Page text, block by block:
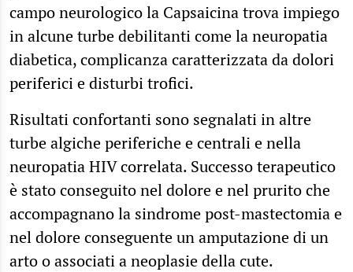
campo neurologico la Capsaicina trova impiego
in alcune turbe debilitanti come la neuropatia
diabetica, complicanza caratterizzata da dolori
periferici e disturbi trofici.
Risultati confortanti sono segnalati in altre
turbe algiche periferiche e centrali e nella
neuropatia HIV correlata. Successo terapeutico
è stato conseguito nel dolore e nel prurito che
accompagnano la sindrome post-mastectomia e
nel dolore conseguente un amputazione di un
arto o associati a neoplasie della cute.